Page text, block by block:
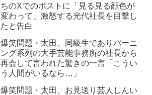
ちのXでのポストに「見る見る顔色が
変わって」激怒する光代社長を目撃し
たと告白
爆笑問題・太田、同級生でありバーニ
ング系列の大手芸能事務所の社長から
再会して言われた驚きの一言「こうい
う人間がいるなら…」
爆笑問題・太田、お見送り芸人しんい